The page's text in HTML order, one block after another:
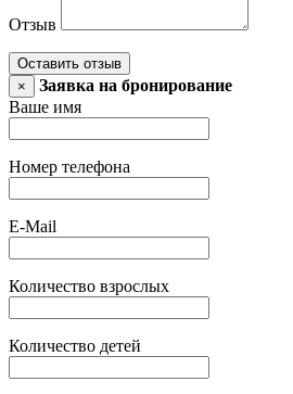
Отзыв
Оставить отзыв
×
Заявка на бронирование
Ваше имя
Номер телефона
E-Mail
Количество взрослых
Количество детей